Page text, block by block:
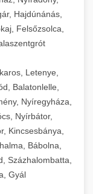
Hajdúnánás,
Felsőzsolca,
Letenye,
Balatonlelle,
Nyíregyháza,
Nyírbátor,
Kincsesbánya,
Bábolna,
Százhalombatta,
Gyál